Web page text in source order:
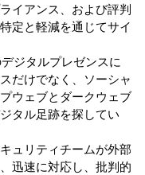
イアンス、および評判
定と軽減を通じてサイ
ジタルプレゼンスに
だけでなく、ソーシャ
ウェブとダークウェブ
タル足跡を探してい
ュリティチームが外部
迅速に対応し、批判的